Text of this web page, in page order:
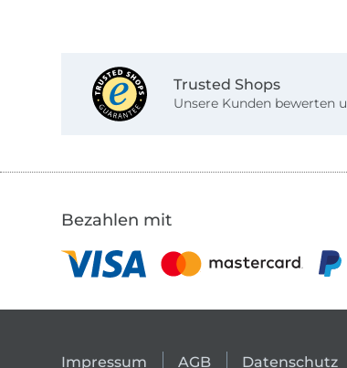
Trusted Shops
Unsere Kunden bewerten
Bezahlen mit
Impressum AGB Datenschutz